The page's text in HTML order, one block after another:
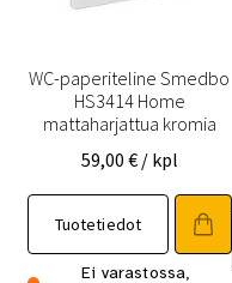
WC-paperiteline Smedbo
HS3414 Home
mattaharjattua kromia
59,00 € / kpl
Tuotetiedot
Ei varastossa,